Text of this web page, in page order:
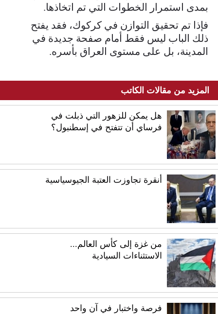
بمدى استمرار الخطوات التي تم اتخاذها.
فإذا تم تحقيق التوازن في كركوك، فقد يفتح
ذلك الباب ليس فقط أمام صفحة جديدة في
المدينة، بل على مستوى العراق بأسره.
المزيد من مقالات الكاتب
هل يمكن للزهور التي ذبلت في
فرساي أن تتفتح في إسطنبول؟
أنقرة تجاوزت العتبة الجيوسياسية
من غزة إلى كأس العالم...
الاستثناءات السيادية
فرصة واختبار في آن واحد